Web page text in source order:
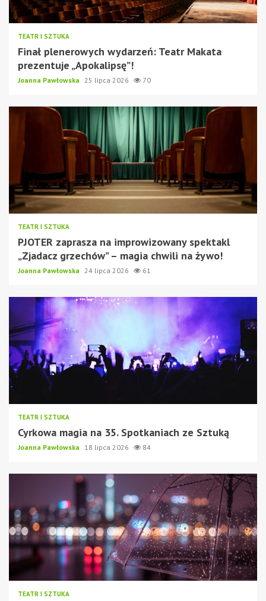
TEATR I SZTUKA
Finał plenerowych wydarzeń: Teatr Makata
prezentuje „Apokalipsę”!
Joanna Pawłowska 25 lipca 2026 70
TEATR I SZTUKA
PJOTER zaprasza na improwizowany spektakl
„Zjadacz grzechów” – magia chwili na żywo!
Joanna Pawłowska 24 lipca 2026 61
TEATR I SZTUKA
Cyrkowa magia na 35. Spotkaniach ze Sztuką
Joanna Pawłowska 18 lipca 2026 84
TEATR I SZTUKA